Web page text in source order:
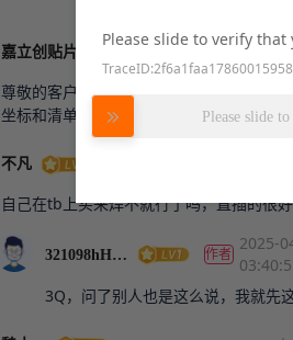
嘉立创贴片 2025-05-06
尊敬的客户您好！您下PCB的时候选择需
坐标和清单就可以匹配器件了，有现货的
不凡
自己在tb上买来焊不就行了吗，直插的很
321098hH591o 作者
2025-
3Q，问了别人也是这么说，我就先
Please slide to verify
Please slide